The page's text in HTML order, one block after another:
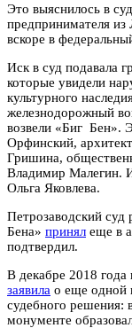
Это выяснилось в
предпринимателя из
вскоре в
Иск в суд подавала
которые увидели
культурного
железнодорожный
возвели «Биг Бен».
Орфинский,
Гришина,
Владимир Малегин.
Ольга Яковлева.
Петрозаводский
Бена» принял еще в
подтвердил.
В декабре 2018
заявила о еще одной
судебного решения:
монументе